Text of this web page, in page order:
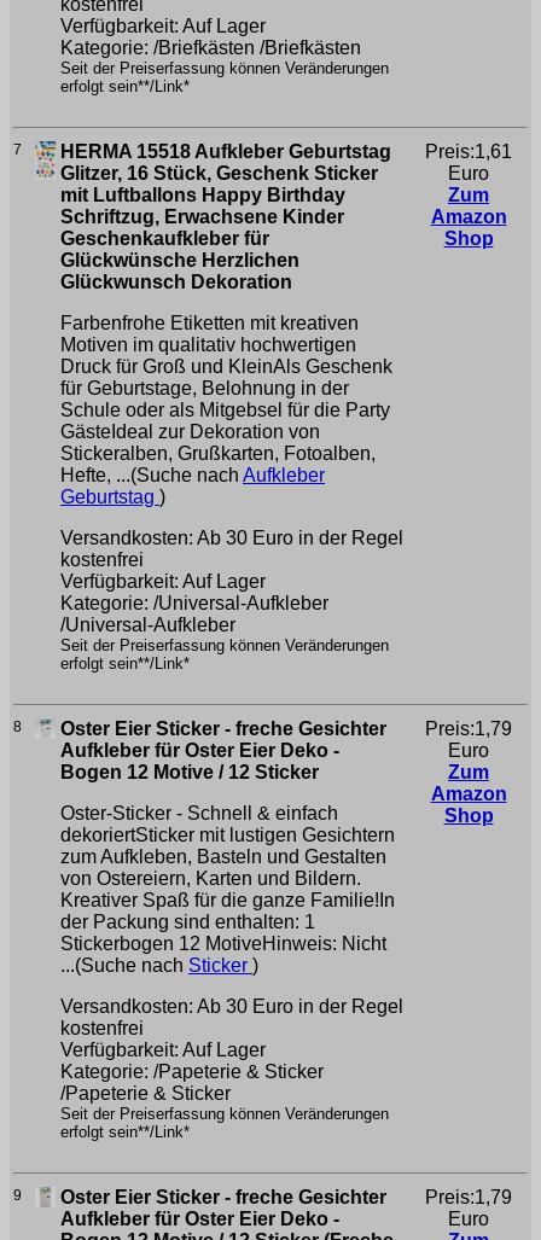
kostenfrei
Verfügbarkeit: Auf Lager
Kategorie: /Briefkästen /Briefkästen
Seit der Preiserfassung können Veränderungen
erfolgt sein**/Link*
7
HERMA 15518 Aufkleber Geburtstag
Glitzer, 16 Stück, Geschenk Sticker
mit Luftballons Happy Birthday
Schriftzug, Erwachsene Kinder
Geschenkaufkleber für
Glückwünsche Herzlichen
Glückwunsch Dekoration
Farbenfrohe Etiketten mit kreativen
Motiven im qualitativ hochwertigen
Druck für Groß und KleinAls Geschenk
für Geburtstage, Belohnung in der
Schule oder als Mitgebsel für die Party
GästeIdeal zur Dekoration von
Stickeralben, Grußkarten, Fotoalben,
Hefte, ...(Suche nach Aufkleber
Geburtstag )
Versandkosten: Ab 30 Euro in der Regel
kostenfrei
Verfügbarkeit: Auf Lager
Kategorie: /Universal-Aufkleber
/Universal-Aufkleber
Seit der Preiserfassung können Veränderungen
erfolgt sein**/Link*
Preis:1,61
Euro
Zum
Amazon
Shop
8
Oster Eier Sticker - freche Gesichter
Aufkleber für Oster Eier Deko -
Bogen 12 Motive / 12 Sticker
Oster-Sticker - Schnell & einfach
dekoriertSticker mit lustigen Gesichtern
zum Aufkleben, Basteln und Gestalten
von Ostereiern, Karten und Bildern.
Kreativer Spaß für die ganze Familie!In
der Packung sind enthalten: 1
Stickerbogen 12 MotiveHinweis: Nicht
...(Suche nach Sticker )
Versandkosten: Ab 30 Euro in der Regel
kostenfrei
Verfügbarkeit: Auf Lager
Kategorie: /Papeterie & Sticker
/Papeterie & Sticker
Seit der Preiserfassung können Veränderungen
erfolgt sein**/Link*
Preis:1,79
Euro
Zum
Amazon
Shop
9
Oster Eier Sticker - freche Gesichter
Aufkleber für Oster Eier Deko -
Preis:1,79
Euro